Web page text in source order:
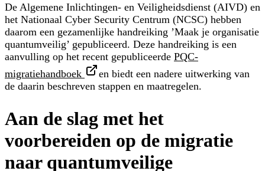
De Algemene Inlichtingen- en Veiligheidsdienst (AIVD) en
het Nationaal Cyber Security Centrum (NCSC) hebben
daarom een gezamenlijke handreiking ’Maak je organisatie
quantumveilig’ gepubliceerd. Deze handreiking is een
aanvulling op het recent gepubliceerde PQC-
migratiehandboek
en biedt een nadere uitwerking van
de daarin beschreven stappen en maatregelen.
Aan de slag met het
voorbereiden op de migratie
naar quantumveilige